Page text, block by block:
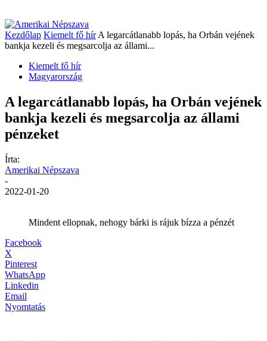
Kezdőlap Kiemelt fő hír A legarcátlanabb lopás, ha Orbán vejének
bankja kezeli és megsarcolja az állami...
Kiemelt fő hír
Magyarország
A legarcátlanabb lopás, ha Orbán vejének
bankja kezeli és megsarcolja az állami
pénzeket
Írta:
Amerikai Népszava
-
2022-01-20
Mindent ellopnak, nehogy bárki is rájuk bízza a pénzét
Facebook
X
Pinterest
WhatsApp
Linkedin
Email
Nyomtatás